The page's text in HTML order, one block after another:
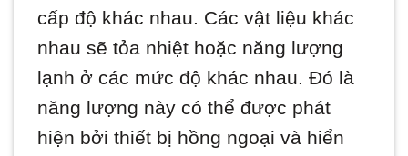
cấp độ khác nhau. Các vật liệu khác
nhau sẽ tỏa nhiệt hoặc năng lượng
lạnh ở các mức độ khác nhau. Đó là
năng lượng này có thể được phát
hiện bởi thiết bị hồng ngoại và hiển